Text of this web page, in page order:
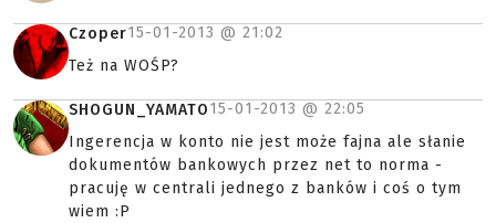
Czoper15-01-2013 @ 21:02
Też na WOŚP?
SHOGUN_YAMATO15-01-2013 @ 22:05
Ingerencja w konto nie jest może fajna ale słanie
dokumentów bankowych przez net to norma -
pracuję w centrali jednego z banków i coś o tym
wiem :P